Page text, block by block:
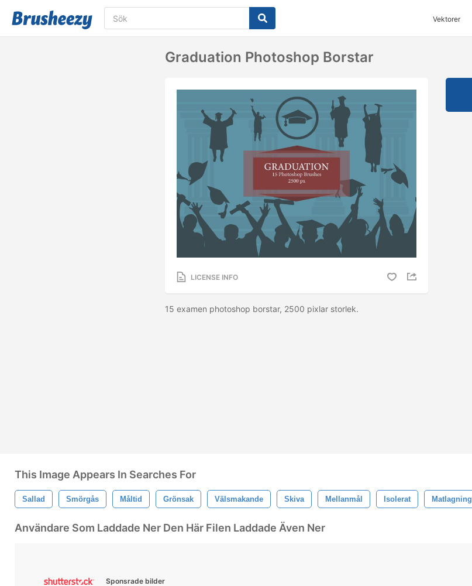
Vektorer
Graduation Photoshop Borstar
LICENSE INFO
15 examen photoshop borstar, 2500 pixlar storlek.
This Image Appears In Searches For
Sallad Smörgås Måltid Grönsak Välsmakande Skiva Mellanmål Isolerat Matlagning
Användare Som Laddade Ner Den Här Filen Laddade Även Ner
Sponsrade bilder